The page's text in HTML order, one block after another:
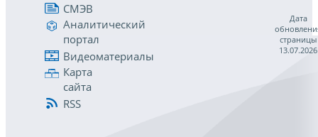
СМЭВ
Аналитический
портал
Видеоматериалы
Карта
сайта
RSS
Дата
страницы
13.07.2026